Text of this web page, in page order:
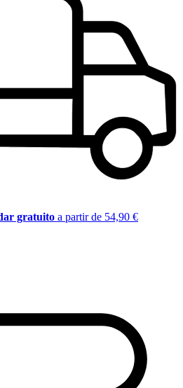
gratuito a partir de 54,90 €